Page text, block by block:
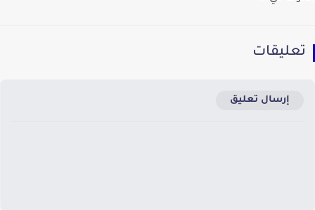
إرسال تعليق